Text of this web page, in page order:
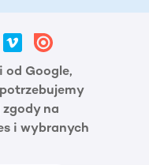
Google,
na
i wybranych